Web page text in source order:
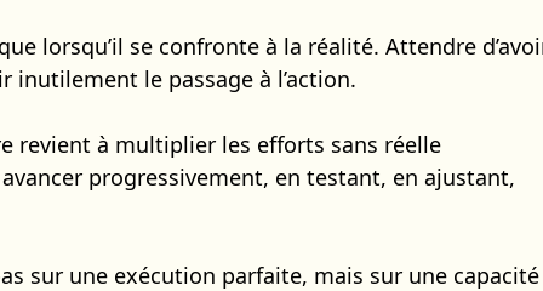
lorsqu’il se confronte à la réalité. Attendre
le passage à l’action.
revient à multiplier les efforts sans réelle
progressivement, en testant, en ajustant,
sur une exécution parfaite, mais sur une capacité